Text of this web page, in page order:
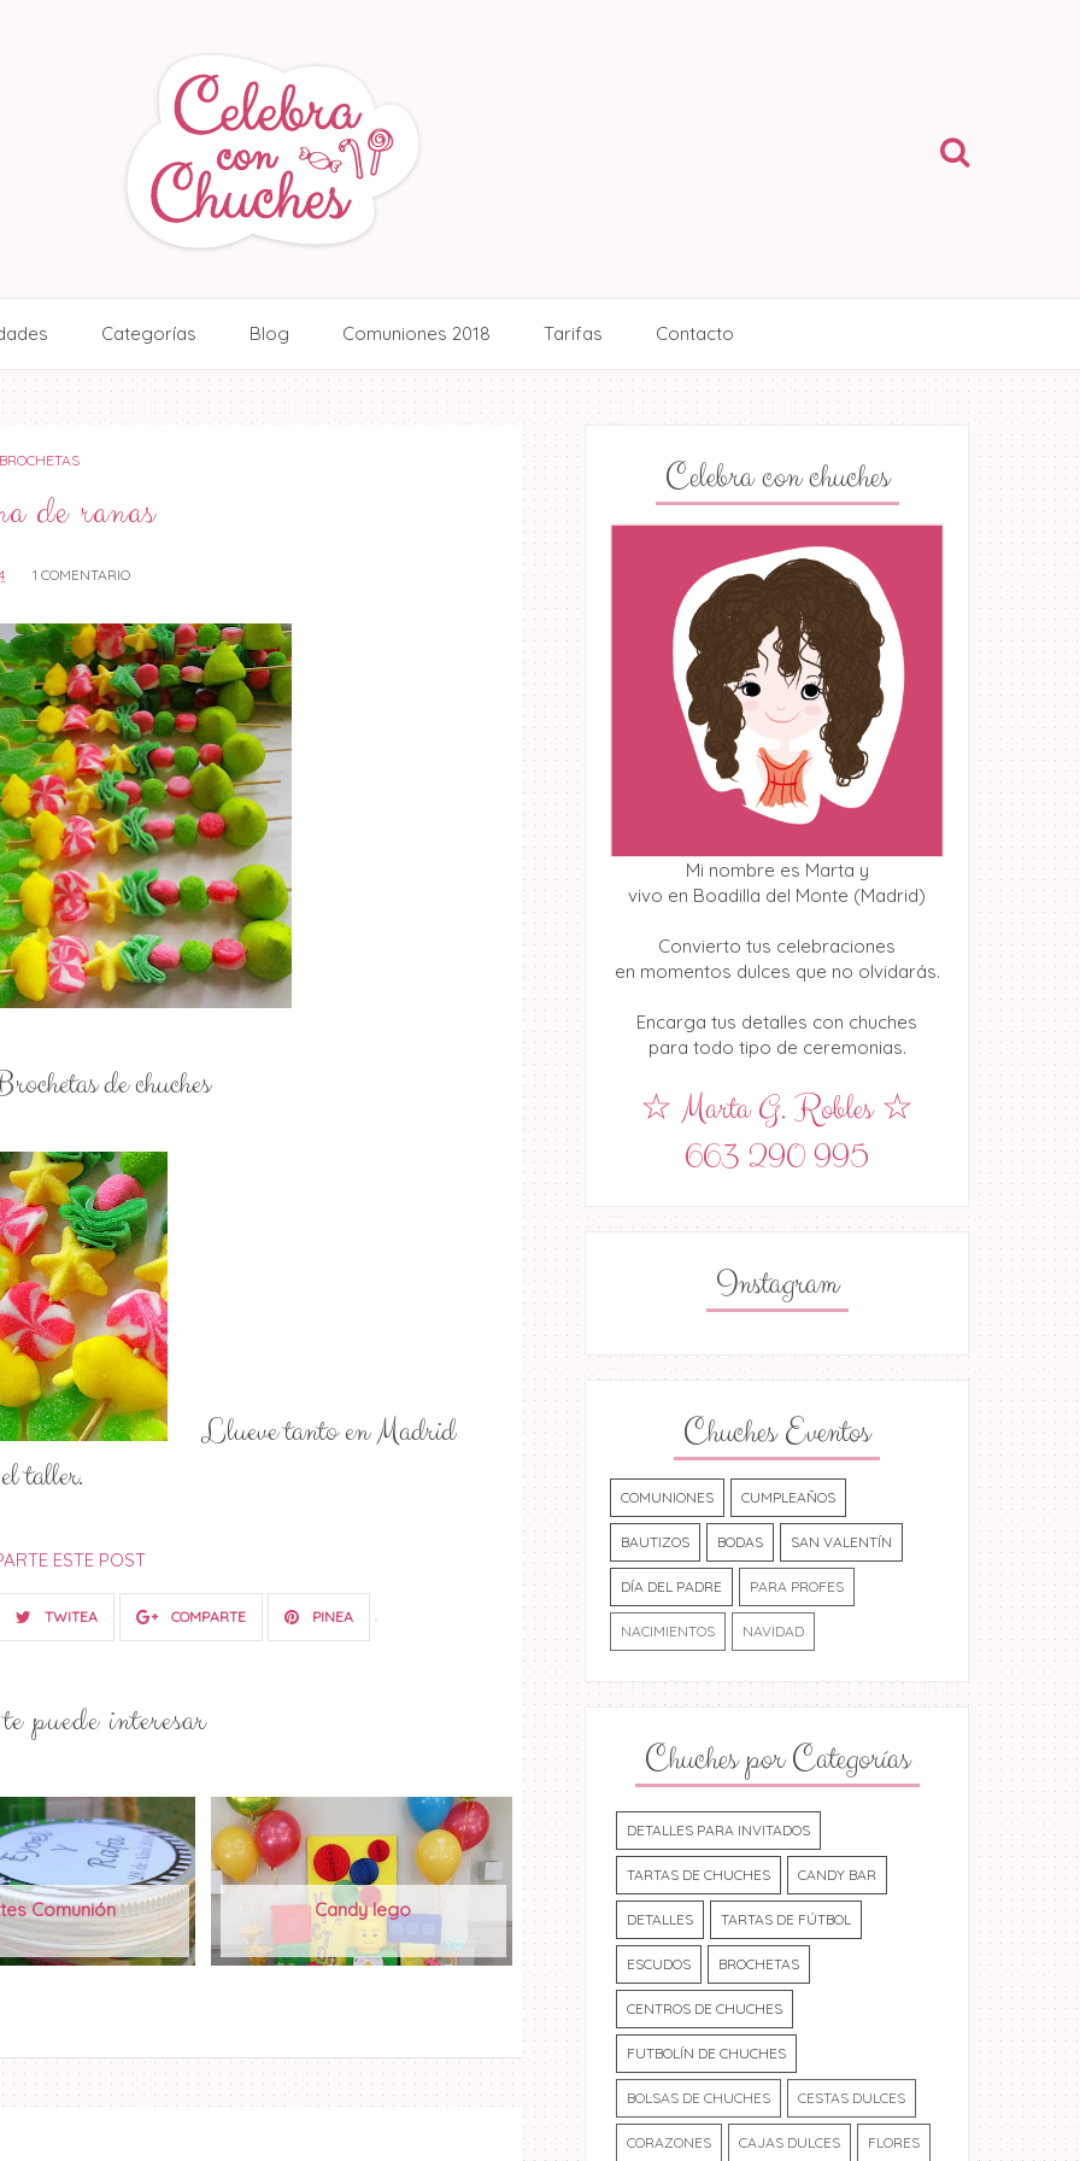
Categorías Blog Comuniones 2018 Tarifas Contacto
de ranas
1 COMENTARIO
de chuches
Llueve tanto en Madrid
taller.
ESTE POST
TWITEA COMPARTE PINEA
puede interesar
Comunión Candy lego Carrito dulce Muñequitas
Celebra con chuches
Mi nombre es Marta y
vivo en Boadilla del Monte (Madrid)
Convierto tus celebraciones
en momentos dulces que no olvidarás.
Encarga tus detalles con chuches
para todo tipo de ceremonias.
☆ Marta G. Robles ☆
663 290 995
Instagram
Chuches Eventos
COMUNIONES CUMPLEAÑOS
BAUTIZOS BODAS SAN VALENTÍN
DÍA DEL PADRE PARA PROFES
NACIMIENTOS NAVIDAD
Chuches por Categorías
DETALLES PARA INVITADOS
TARTAS DE CHUCHES CANDY BAR
DETALLES TARTAS DE FÚTBOL
ESCUDOS BROCHETAS
CENTROS DE CHUCHES
FUTBOLÍN DE CHUCHES
BOLSAS DE CHUCHES CESTAS DULCES
CORAZONES CAJAS DULCES FLORES